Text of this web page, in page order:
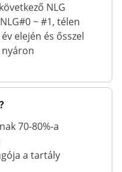
NLG
~ #1, télen
elején és ősszel
nyáron
70-80%-a
a tartály